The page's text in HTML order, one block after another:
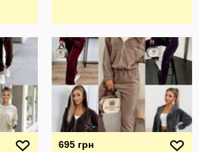
695 грн